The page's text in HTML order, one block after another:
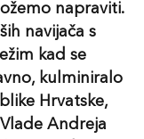
napraviti.
navijača s
kad se
kulminiralo
Hrvatske,
Andreja